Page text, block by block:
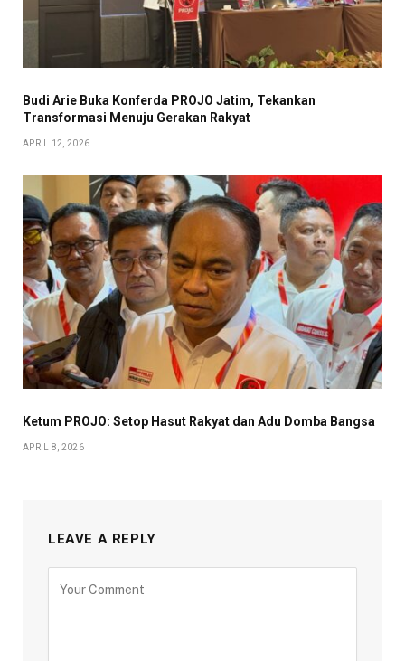
Budi Arie Buka Konferda PROJO Jatim, Tekankan
Transformasi Menuju Gerakan Rakyat
APRIL 12, 2026
Ketum PROJO: Setop Hasut Rakyat dan Adu Domba Bangsa
APRIL 8, 2026
LEAVE A REPLY